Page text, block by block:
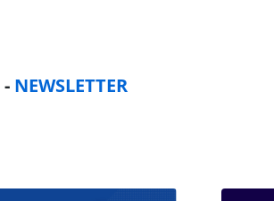
- NEWSLETTER